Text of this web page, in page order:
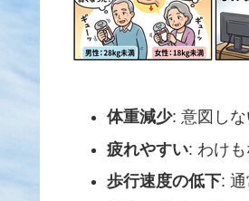
体重減少: 意図し
疲れやすい: わけも
歩行速度の低下: 通